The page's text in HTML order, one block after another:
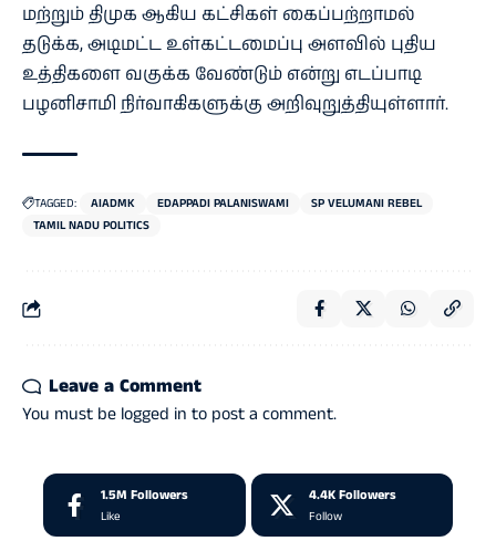
மற்றும் திமுக ஆகிய கட்சிகள் கைப்பற்றாமல்
தடுக்க, அடிமட்ட உள்கட்டமைப்பு அளவில் புதிய
உத்திகளை வகுக்க வேண்டும் என்று எடப்பாடி
பழனிசாமி நிர்வாகிகளுக்கு அறிவுறுத்தியுள்ளார்.
TAGGED: AIADMK EDAPPADI PALANISWAMI
SP VELUMANI REBEL
TAMIL NADU POLITICS
Leave a Comment
You must be logged in to post a comment.
1.5M Followers
Like
4.4K Followers
Follow